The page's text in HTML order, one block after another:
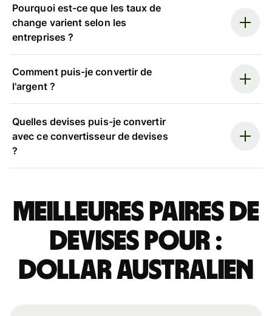
Pourquoi est-ce que les taux de
change varient selon les
entreprises ?
Comment puis-je convertir de
l'argent ?
Quelles devises puis-je convertir
avec ce convertisseur de devises
?
Meilleures paires de
devises pour :
dollar australien